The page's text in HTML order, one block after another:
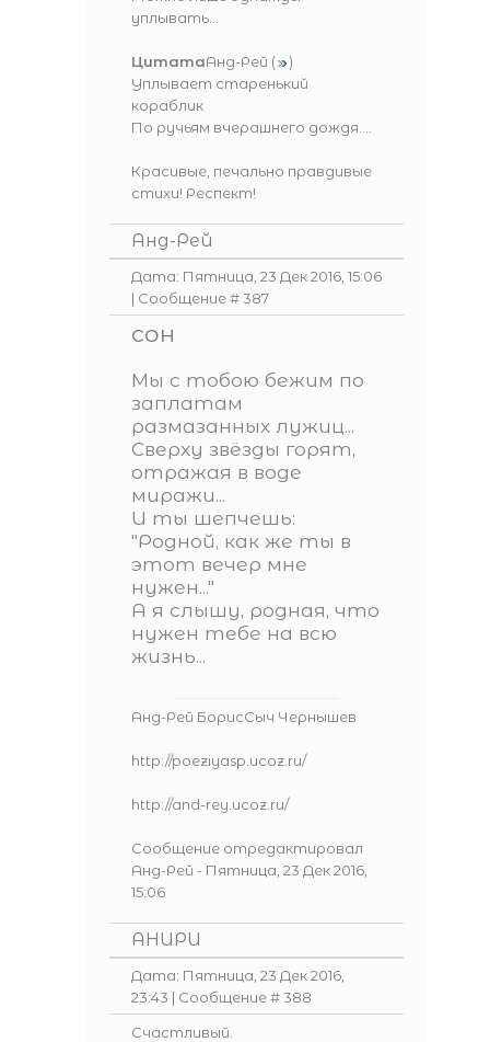
уплывать...
ЦитатаАнд-Рей (
)
Уплывает старенький
кораблик
По ручьям вчерашнего дождя....
Красивые, печально правдивые
стихи! Респект!
Анд-Рей
Дата: Пятница, 23 Дек 2016, 15:06
| Сообщение #387
сон
Мы с тобою бежим по
заплатам
размазанных лужиц...
Сверху звёзды горят,
отражая в воде
миражи...
И ты шепчешь:
"Родной, как же ты в
этот вечер мне
нужен..."
А я слышу, родная, что
нужен тебе на всю
жизнь...
Анд-Рей БорисСыч Чернышев
http://poeziyasp.ucoz.ru/
http://and-rey.ucoz.ru/
Сообщение отредактировал
Анд-Рей - Пятница, 23 Дек 2016,
15:06
АНИРИ
Дата: Пятница, 23 Дек 2016,
23:43 | Сообщение #388
Счастливый.